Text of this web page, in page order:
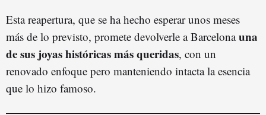
Esta reapertura, que se ha hecho esperar unos meses
más de lo previsto, promete devolverle a Barcelonauna
de sus joyas históricas más queridas, con un
renovado enfoque pero manteniendo intacta la esencia
que lo hizo famoso.